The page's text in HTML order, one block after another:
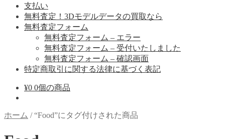
支払い
無料査定！3Dモデルデータの買取なら
無料査定フォーム
無料査定フォーム – エラー
無料査定フォーム – 受付いたしました
無料査定フォーム – 確認画面
特定商取引に関する法律に基づく表記
¥0 0個の商品
ホーム /“Food”にタグ付けされた商品